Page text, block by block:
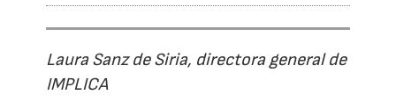
Laura Sanz de Siria, directora general de
IMPLICA